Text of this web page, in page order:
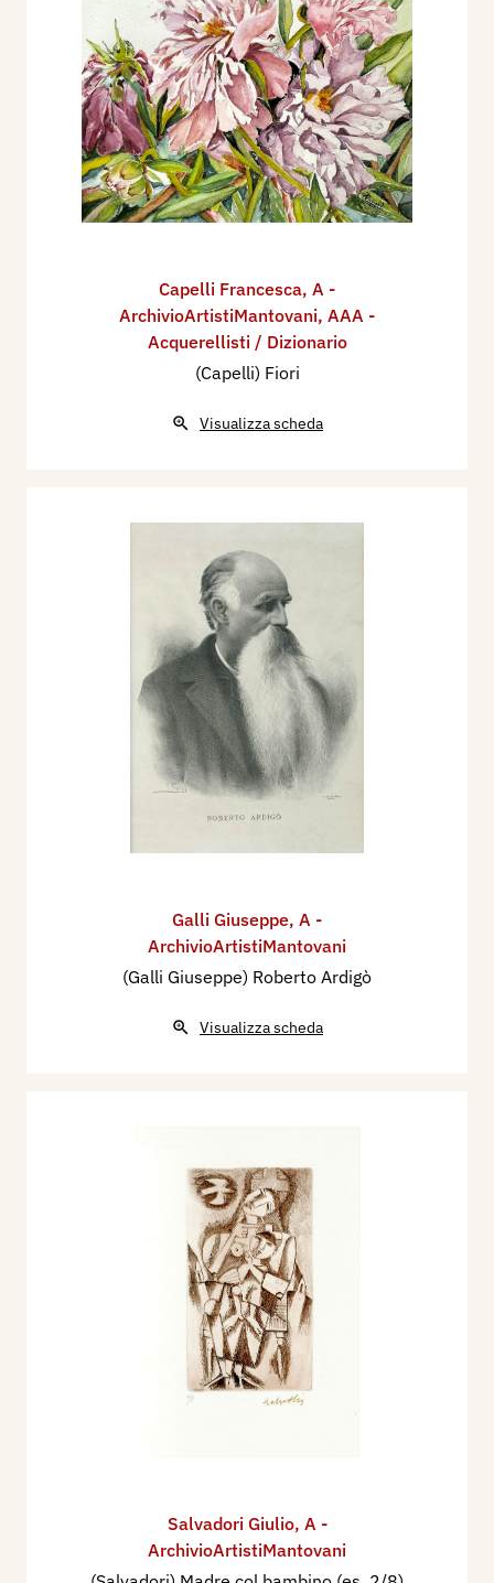
Capelli Francesca, A -
ArchivioArtistiMantovani, AAA -
Acquerellisti / Dizionario
(Capelli) Fiori
Visualizza scheda
Galli Giuseppe, A -
ArchivioArtistiMantovani
(Galli Giuseppe) Roberto Ardigò
Visualizza scheda
Salvadori Giulio, A -
ArchivioArtistiMantovani